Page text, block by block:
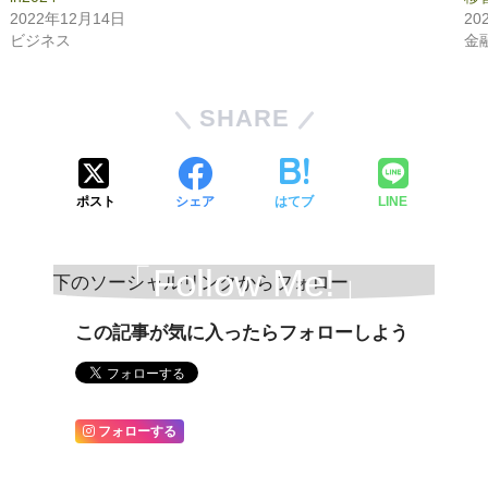
2022年12月14日
ビジネス
金
SHARE
ポスト シェア はてブ LINE
「Follow Me!」
この記事が気に入ったらフォローしよう
フォローする